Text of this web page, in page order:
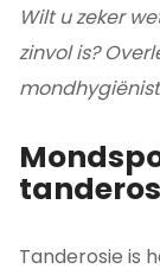
Wilt u zeker
zinvol is?
Tanderosie is